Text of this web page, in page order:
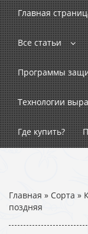
Главная
Все статьи
Программы
Технологии
Где купить?
Главная » Сорта »
поздняя